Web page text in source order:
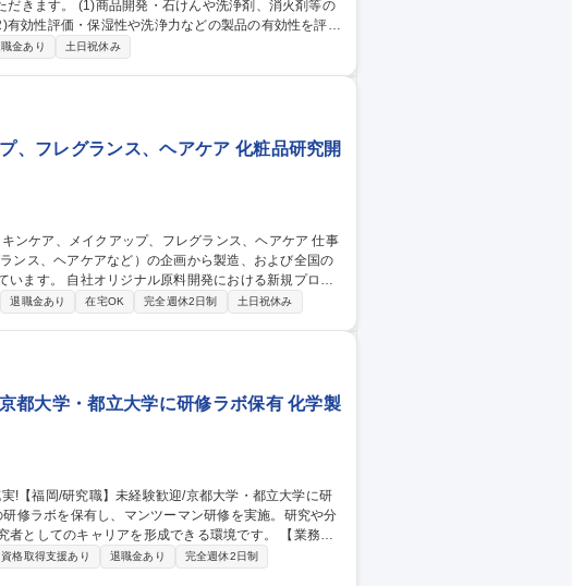
きます。 (1)商品開発・石けんや洗浄剤、消火剤等の
共同研究など） 【商品開発の流れ】新製品のアイディ
◎
金あり 土日祝休み
、フレグランス、ヘアケア 化粧品研究開
ンス、ヘアケアなど）の企画から製造、および全国の
ける新規プロセ
■抽出・精製を中心とした新規プロセス技術の開発 ■
退職金あり 在宅OK 完全週休2日制 土日祝休み
都大学・都立大学に研修ラボ保有 化学製
てのキャリアを形成できる環境です。 【業務内
験等 【配属先について】大手企業が9割、チーム配属
しています。 【配属期間】3～5年、長い方は10年以
資格取得支援あり 退職金あり
完全週休2日制